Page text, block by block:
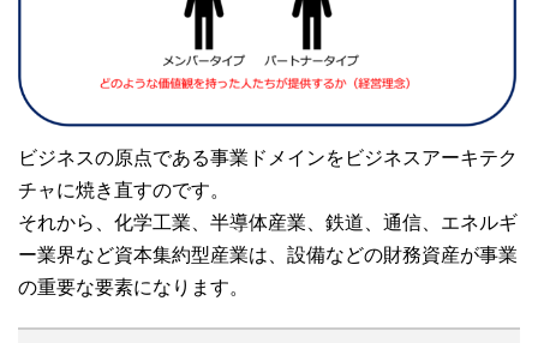
ビジネスの原点である事業ドメインをビジネスアーキテク
チャに焼き直すのです。
それから、化学工業、半導体産業、鉄道、通信、エネルギ
ー業界など資本集約型産業は、設備などの財務資産が事業
の重要な要素になります。